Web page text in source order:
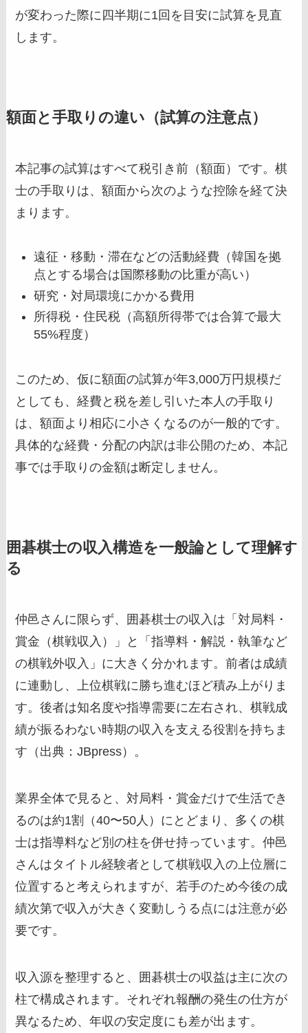
が変わった際に四半期に1回を目安に試算を見直
します。
額面と手取りの違い（試算の注意点）
本記事の試算はすべて税引き前（額面）です。棋
士の手取りは、額面から次のような控除を経て決
まります。
遠征・移動・滞在などの活動経費（韓国を拠
点とする場合は国際移動の比重が高い）
研究・対局環境にかかる費用
所得税・住民税（高額所得帯では合算で最大
55%程度）
このため、仮に額面の試算が年3,000万円規模だ
としても、経費と税を差し引いた本人の手取り
は、額面より相応に小さくなるのが一般的です。
具体的な経費・分配の内訳は非公開のため、本記
事では手取りの金額は断定しません。
囲碁棋士の収入構造を一般論として理解す
る
仲邑さんに限らず、囲碁棋士の収入は「対局料・
賞金（棋戦収入）」と「指導料・解説・執筆など
の棋戦外収入」に大きく分かれます。前者は成績
に連動し、上位棋戦に勝ち進むほど積み上がりま
す。後者は知名度や指導需要に左右され、棋戦成
績が振るわない時期の収入を支える役割を持ちま
す（出典：JBpress）。
業界全体で見ると、対局料・賞金だけで生活でき
るのは約1割（40〜50人）にとどまり、多くの棋
士は指導料など別の柱を併せ持っています。仲邑
さんはタイトル経験者として棋戦収入の上位層に
位置すると考えられますが、若手のため今後の成
績次第で収入が大きく変動しうる点には注意が必
要です。
収入源を整理すると、囲碁棋士の収益は主に次の
柱で構成されます。それぞれ報酬の発生の仕方が
異なるため、年収の安定度にも差が出ます。